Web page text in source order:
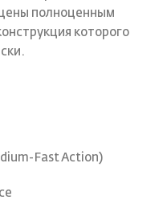
полноценным
которого
Fast Action)